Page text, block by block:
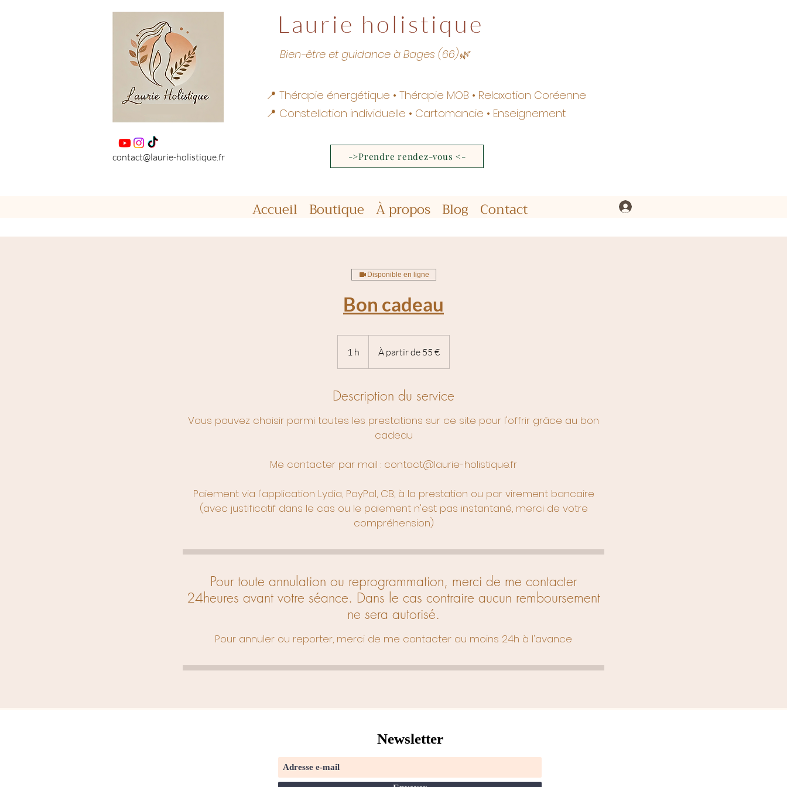
contact@laurie-holistique.fr
Laurie holistique
Bien-être et guidance à Bages (66)🌿
📍 Thérapie énergétique • Thérapie MOB • Relaxation Coréenne
📍 Constellation individuelle • Cartomancie • Enseignement
->Prendre rendez-vous <-
Accueil Boutique À propos Blog Contact
Disponible en ligne
Bon cadeau
1 h À partir de 55 €
Description du service
Vous pouvez choisir parmi toutes les prestations sur ce site pour l'offrir grâce au bon
cadeau
Me contacter par mail : contact@laurie-holistique.fr
Paiement via l'application Lydia, PayPal, CB, à la prestation ou par virement bancaire
(avec justificatif dans le cas ou le paiement n'est pas instantané, merci de votre
compréhension)
Pour toute annulation ou reprogrammation, merci de me contacter
24heures avant votre séance. Dans le cas contraire aucun remboursement
ne sera autorisé.
Pour annuler ou reporter, merci de me contacter au moins 24h à l'avance
Newsletter